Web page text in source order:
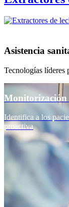
Asistencia
Tecnologías líderes
Monitorización
Identifica a los
proactiva